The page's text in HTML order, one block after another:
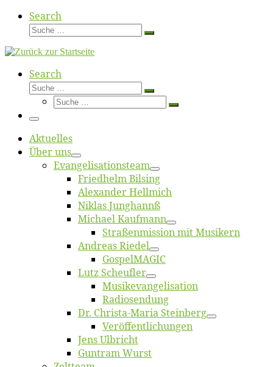
Search
Suche
Suche
Search
Suche
Suche
Suche
Suche
Menü
Ak­tu­el­les
Über uns
Evangelisa­tions­team
Fried­helm Bilsing
Alex­an­der Hellmich
Ni­klas Junghannß
Mi­cha­el Kaufmann
Straßenmis­sion mit Musikern
An­dre­as Riedel
Gos­pel­MA­GIC
Lutz Scheuf­ler
Musikevan­ge­li­sa­tion
Ra­dio­sen­dung
Dr. Chris­­ta-Ma­ria Steinberg
Ver­öf­fent­li­chun­gen
Jens Ulb­richt
Gun­tram Wurst